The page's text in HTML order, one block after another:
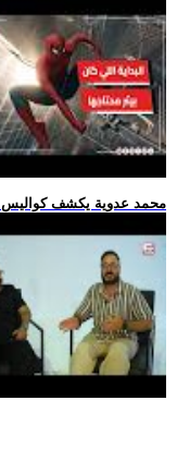
.. محمد عدوية يكشف